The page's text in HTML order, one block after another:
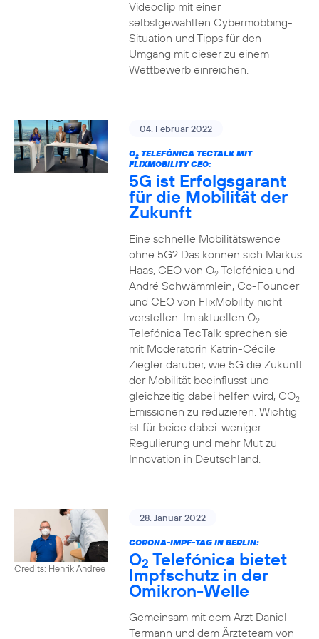
Videoclip mit einer
selbstgewählten Cybermobbing-
Situation und Tipps für den
Umgang mit dieser zu einem
Wettbewerb einreichen.
04. Februar 2022
O2TELEFÓNICA TECTALK MIT
FLIXMOBILITY CEO:
5G ist Erfolgsgarant
für die Mobilität der
Zukunft
Eine schnelle Mobilitätswende
ohne 5G? Das können sich Markus
Haas, CEO von O2Telefónica und
André Schwämmlein, Co-Founder
und CEO von FlixMobility nicht
vorstellen. Im aktuellen O2
Telefónica TecTalk sprechen sie
mit Moderatorin Katrin-Cécile
Ziegler darüber, wie 5G die Zukunft
der Mobilität beeinflusst und
gleichzeitig dabei helfen wird, CO2
Emissionen zu reduzieren. Wichtig
ist für beide dabei: weniger
Regulierung und mehr Mut zu
Innovation in Deutschland.
Credits: Henrik Andree
28. Januar 2022
CORONA-IMPF-TAG IN BERLIN:
O2 Telefónica bietet
Impfschutz in der
Omikron-Welle
Gemeinsam mit dem Arzt Daniel
Termann und dem Ärzteteam von